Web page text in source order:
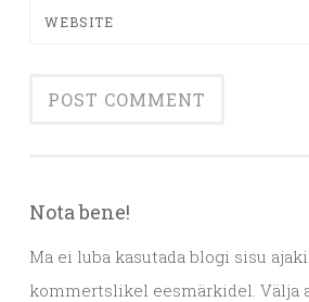
WEBSITE
Nota bene!
Ma ei luba kasutada blogi sisu
kommertslikel eesmärkidel. Välja